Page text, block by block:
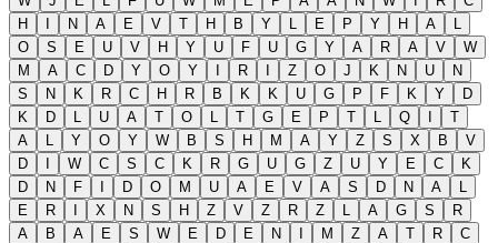
H
I N A E V T H B Y L E P Y H A
L
O
S E U V H Y U F U G Y A R A V
W
M
A C D Y O Y I R I Z O J K N U
N
S
N K R C H R B K K U G P F K Y
D
K
D L U A T O L T G E P T L Q I
T
A
L Y O Y W B S H M A Y Z S X B
V
D
I W C S C K R G U G Z U Y E C
K
D
N F I D O M U A E V A S D N A
L
E
R I X N S H Z V Z R Z L A G S
R
A
B A E S W E D E N I M Z A T R
C